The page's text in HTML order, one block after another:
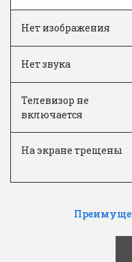
Нет изображения
Нет звука
Телевизор не
включается
На экране трещены